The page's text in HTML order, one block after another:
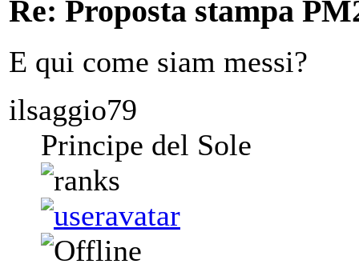
Re: Proposta stampa
E qui come siam messi?
ilsaggio79
Principe del Sole